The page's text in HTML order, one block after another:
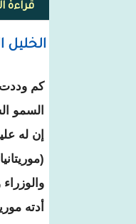
قراءة
الخليل
كم وددت
السمو
إن له
أدته